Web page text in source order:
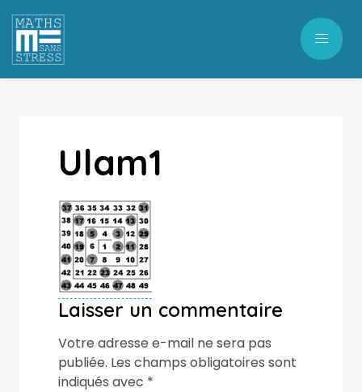
Ulam1
Laisser un commentaire
Votre adresse e-mail ne sera pas
publiée. Les champs obligatoires sont
indiqués avec *